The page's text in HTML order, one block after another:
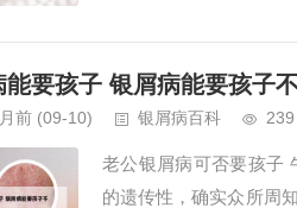
能要孩子 银屑病能要孩子
前 (09-10) 银屑病百科 239
老公银屑病可否要孩子
的遗传性，确实众所周